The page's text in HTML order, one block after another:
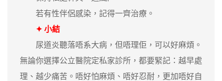
若有性伴侶感染，記得一齊治療。
✦ 小結
尿道炎聽落唔系大病，但唔理佢，可以好麻煩。
無論你選擇公立醫院定私家診所，都要緊記：越早處
理、越少痛苦。唔好怕麻煩、唔好忍耐，更加唔好自